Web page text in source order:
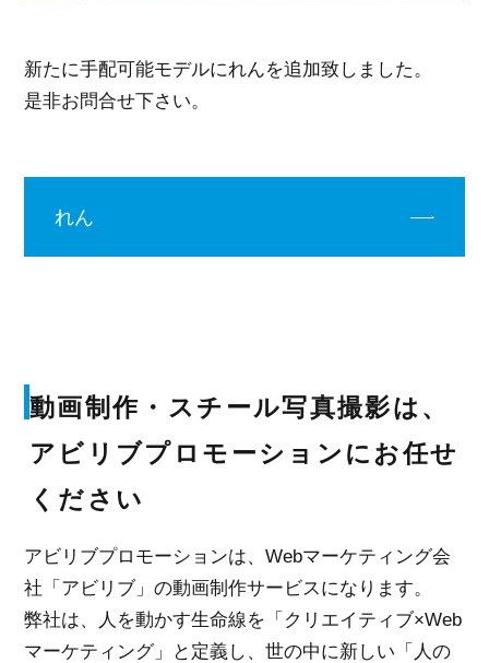
新たに手配可能モデルにれんを追加致しました。
是非お問合せ下さい。
れん
動画制作・スチール写真撮影は、
アビリブプロモーションにお任せ
ください
アビリブプロモーションは、Webマーケティング会
社「アビリブ」の動画制作サービスになります。
弊社は、人を動かす生命線を「クリエイティブ×Web
マーケティング」と定義し、世の中に新しい「人の